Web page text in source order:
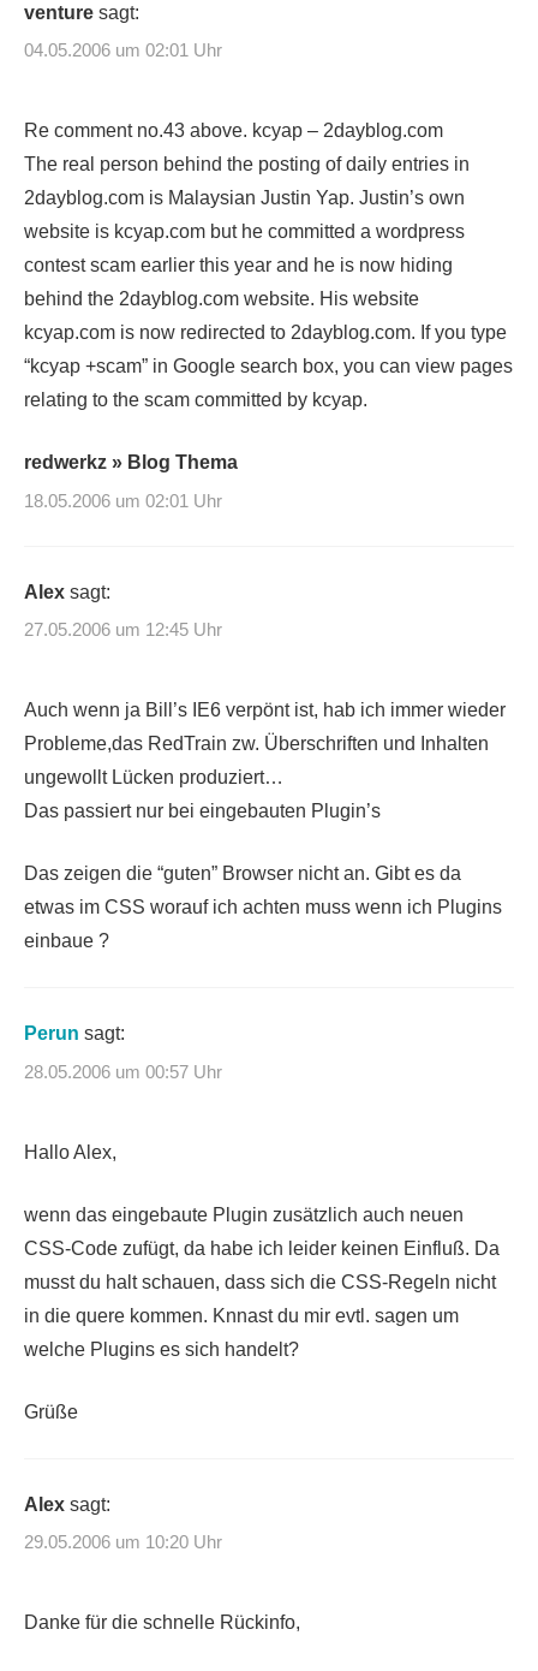
venture sagt:
04.05.2006 um 02:01 Uhr
Re comment no.43 above. kcyap – 2dayblog.com
The real person behind the posting of daily entries in
2dayblog.com is Malaysian Justin Yap. Justin’s own
website is kcyap.com but he committed a wordpress
contest scam earlier this year and he is now hiding
behind the 2dayblog.com website. His website
kcyap.com is now redirected to 2dayblog.com. If you type
“kcyap +scam” in Google search box, you can view pages
relating to the scam committed by kcyap.
redwerkz » Blog Thema
18.05.2006 um 02:01 Uhr
Alex sagt:
27.05.2006 um 12:45 Uhr
Auch wenn ja Bill’s IE6 verpönt ist, hab ich immer wieder
Probleme,das RedTrain zw. Überschriften und Inhalten
ungewollt Lücken produziert…
Das passiert nur bei eingebauten Plugin’s
Das zeigen die “guten” Browser nicht an. Gibt es da
etwas im CSS worauf ich achten muss wenn ich Plugins
einbaue ?
Perun sagt:
28.05.2006 um 00:57 Uhr
Hallo Alex,
wenn das eingebaute Plugin zusätzlich auch neuen
CSS-Code zufügt, da habe ich leider keinen Einfluß. Da
musst du halt schauen, dass sich die CSS-Regeln nicht
in die quere kommen. Knnast du mir evtl. sagen um
welche Plugins es sich handelt?
Grüße
Alex sagt:
29.05.2006 um 10:20 Uhr
Danke für die schnelle Rückinfo,